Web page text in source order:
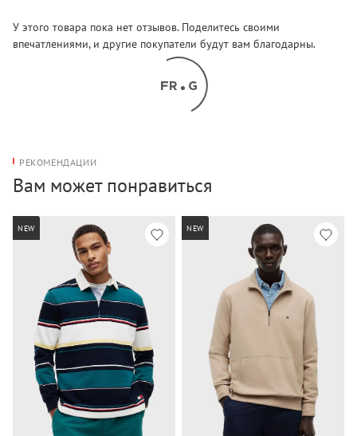
У этого товара пока нет отзывов. Поделитесь своими
впечатлениями, и другие покупатели будут вам благодарны.
РЕКОМЕНДАЦИИ
Вам может понравиться
NEW NEW